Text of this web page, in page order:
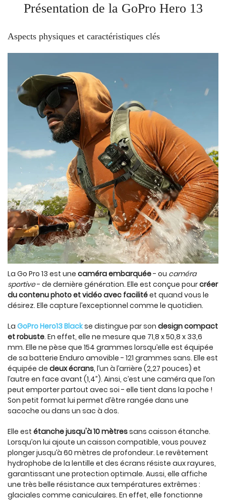
Présentation de la GoPro Hero 13
Aspects physiques et caractéristiques clés
La Go Pro 13 est une caméra embarquée- ou caméra
sportive- de dernière génération. Elle est conçue pourcréer
du contenu photo et vidéo avec facilitéet quand vous le
désirez. Elle capture l’exceptionnel comme le quotidien.
La GoPro Hero13 Blackse distingue par son design compact
et robuste. En effet, elle ne mesure que 71,8 x 50,8 x 33,6
mm. Elle ne pèse que 154 grammes lorsqu’elle est équipée
de sa batterie Enduro amovible - 121 grammes sans. Elle est
équipée de deux écrans, l’un à l’arrière (2,27 pouces) et
l’autre en face avant (1,4”). Ainsi, c’est une caméra que l’on
peut emporter partout avec soi - elle tient dans la poche !
Son petit format lui permet d’être rangée dans une
sacoche ou dans un sac à dos.
Elle est étanche jusqu'à 10 mètressans caisson étanche.
Lorsqu’on lui ajoute un caisson compatible, vous pouvez
plonger jusqu’à 60 mètres de profondeur. Le revêtement
hydrophobe de la lentille et des écrans résiste aux rayures,
garantissant une protection optimale. Aussi, elle affiche
une très belle résistance aux températures extrêmes :
glaciales comme caniculaires. En effet, elle fonctionne